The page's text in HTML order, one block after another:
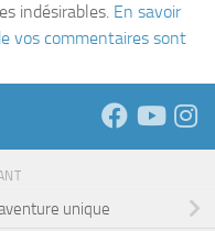
indésirables. En savoir
vos commentaires sont
unique